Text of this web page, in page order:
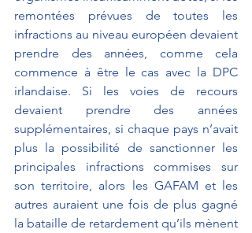
remontées prévues de toutes les
infractions au niveau européen devaient
prendre des années, comme cela
commence à être le cas avec la DPC
irlandaise. Si les voies de recours
devaient prendre des années
supplémentaires, si chaque pays n’avait
plus la possibilité de sanctionner les
principales infractions commises sur
son territoire, alors les GAFAM et les
autres auraient une fois de plus gagné
la bataille de retardement qu’ils mènent